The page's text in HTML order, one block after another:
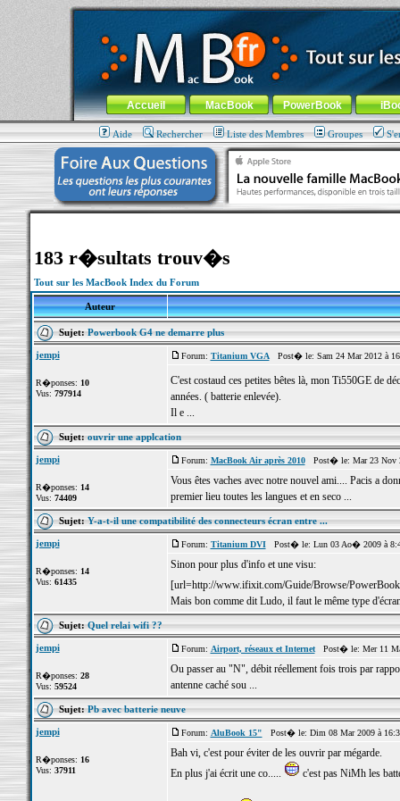
MacBook-fr.com : 100% Apple... 100% nomade !
Aller au contenu-Aller au menu général-Aller au menu de
Menu général
Accueil MacBook PowerBook
Aide Rechercher Liste des Membres Groupes
183 r�sultats trouv�s
Tout sur les MacBook Index du Forum
Auteur
Sujet:Powerbook G4 ne demarre plus
jempi
R�ponses: 10
Vus: 797914
Forum: Titanium VGAPost� le: Sam 24 Mar 2012 à
C'est costaud ces petites bêtes là, mon Ti550GE de
années. ( batterie enlevée).
Il e ...
Sujet:ouvrir une applcation
jempi
R�ponses: 14
Vus: 74409
Forum: MacBook Air après 2010Post� le: Mar 23 Nov
Vous êtes vaches avec notre nouvel ami.... Pacis a
premier lieu toutes les langues et en seco ...
Sujet:Y-a-t-il une compatibilité des connecteurs écran entre ...
jempi
R�ponses: 14
Vus: 61435
Forum: Titanium DVIPost� le: Lun 03 Ao� 2009 à
Sinon pour plus d'info et une visu:
[url=http://www.ifixit.com/Guide/Browse/
Mais bon comme dit Ludo, il faut le même type
Sujet:Quel relai wifi ??
jempi
R�ponses: 28
Vus: 59524
Forum: Airport, réseaux et InternetPost� le: Mer 11
Ou passer au "N", débit réellement fois trois par
antenne caché sou ...
Sujet:Pb avec batterie neuve
jempi
R�ponses: 16
Vus: 37911
Forum: AluBook 15" Post� le: Dim 08 Mar 2009 à
Bah vi, c'est pour éviter de les ouvrir par mégarde.
En plus j'ai écrit une co.....
c'est pas NiMh les